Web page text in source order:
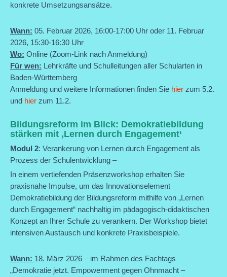
konkrete Umsetzungsansätze.
Wann: 05. Februar 2026, 16:00-17:00 Uhr oder 11. Februar
2026, 15:30-16:30 Uhr
Wo: Online (Zoom-Link nach Anmeldung)
Für wen: Lehrkräfte und Schulleitungen aller Schularten in
Baden-Württemberg
Anmeldung und weitere Informationen finden Sie hier zum 5.2.
und hier zum 11.2.
Bildungsreform im Blick: Demokratiebildung
stärken mit ‚Lernen durch Engagement‘
Modul 2: Verankerung von Lernen durch Engagement als
Prozess der Schulentwicklung –
In einem vertiefenden Präsenzworkshop erhalten Sie
praxisnahe Impulse, um das Innovationselement
Demokratiebildung der Bildungsreform mithilfe von „Lernen
durch Engagement“ nachhaltig im pädagogisch-didaktischen
Konzept an Ihrer Schule zu verankern. Der Workshop bietet
intensiven Austausch und konkrete Praxisbeispiele.
Wann: 18. März 2026 – im Rahmen des Fachtags
„Demokratie jetzt. Empowerment gegen Ohnmacht –